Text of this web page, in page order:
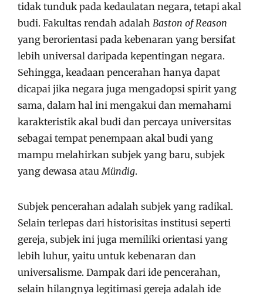
tidak tunduk pada kedaulatan negara, tetapi akal
budi. Fakultas rendah adalah Baston of Reason
yang berorientasi pada kebenaran yang bersifat
lebih universal daripada kepentingan negara.
Sehingga, keadaan pencerahan hanya dapat
dicapai jika negara juga mengadopsi spirit yang
sama, dalam hal ini mengakui dan memahami
karakteristik akal budi dan percaya universitas
sebagai tempat penempaan akal budi yang
mampu melahirkan subjek yang baru, subjek
yang dewasa atauMündig.
Subjek pencerahan adalah subjek yang radikal.
Selain terlepas dari historisitas institusi seperti
gereja, subjek ini juga memiliki orientasi yang
lebih luhur, yaitu untuk kebenaran dan
universalisme. Dampak dari ide pencerahan,
selain hilangnya legitimasi gereja adalah ide